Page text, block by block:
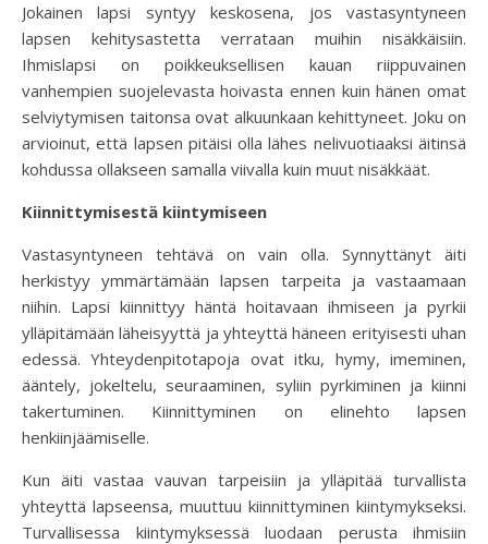
Jokainen lapsi syntyy keskosena, jos vastasyntyneen
lapsen kehitysastetta verrataan muihin nisäkkäisiin.
Ihmislapsi on poikkeuksellisen kauan riippuvainen
vanhempien suojelevasta hoivasta ennen kuin hänen omat
selviytymisen taitonsa ovat alkuunkaan kehittyneet. Joku on
arvioinut, että lapsen pitäisi olla lähes nelivuotiaaksi äitinsä
kohdussa ollakseen samalla viivalla kuin muut nisäkkäät.
Kiinnittymisestä kiintymiseen
Vastasyntyneen tehtävä on vain olla. Synnyttänyt äiti
herkistyy ymmärtämään lapsen tarpeita ja vastaamaan
niihin. Lapsi kiinnittyy häntä hoitavaan ihmiseen ja pyrkii
ylläpitämään läheisyyttä ja yhteyttä häneen erityisesti uhan
edessä. Yhteydenpitotapoja ovat itku, hymy, imeminen,
ääntely, jokeltelu, seuraaminen, syliin pyrkiminen ja kiinni
takertuminen. Kiinnittyminen on elinehto lapsen
henkiinjäämiselle.
Kun äiti vastaa vauvan tarpeisiin ja ylläpitää turvallista
yhteyttä lapseensa, muuttuu kiinnittyminen kiintymykseksi.
Turvallisessa kiintymyksessä luodaan perusta ihmisiin